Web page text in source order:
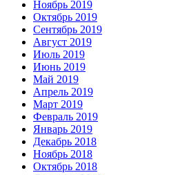
Ноябрь 2019
Октябрь 2019
Сентябрь 2019
Август 2019
Июль 2019
Июнь 2019
Май 2019
Апрель 2019
Март 2019
Февраль 2019
Январь 2019
Декабрь 2018
Ноябрь 2018
Октябрь 2018